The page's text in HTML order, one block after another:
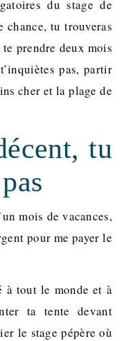
du stage de
tu trouveras
prendre deux mois
pas, partir
cher et la plage de
tu
mois de vacances,
pour me payer le
à tout le monde et à
ta tente devant
le stage pépère où